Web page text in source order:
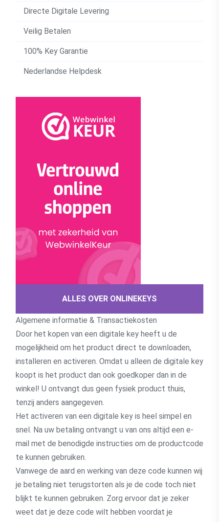
Directe Digitale Levering
Veilig Betalen
100% Key Garantie
Nederlandse Helpdesk
ALLES OVER ONLINEKEYS
Algemene informatie & Transactiekosten
Door het kopen van een digitale key heeft u de
mogelijkheid om het product direct te downloaden,
installeren en activeren. Omdat u alleen de digitale key
koopt is het product dan ook goedkoper dan in de
winkel! U ontvangt dus geen fysiek product thuis,
tenzij anders aangegeven.
Het activeren van een digitale key is heel simpel en
snel. Na uw betaling ontvangt u van ons altijd een e-
mail met de benodigde instructies om de productcode
te kunnen gebruiken.
Vanwege de aard en werking van deze code kunnen wij
je betaling niet terugstorten als je de code toch niet
blijkt te kunnen gebruiken. Zorg ervoor dat je zeker
weet dat je deze code wilt hebben voordat je